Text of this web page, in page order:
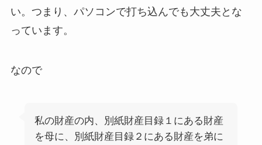
い。つまり、パソコンで打ち込んでも大丈夫とな
っています。
なので
私の財産の内、別紙財産目録１にある財産
を母に、別紙財産目録２にある財産を弟に